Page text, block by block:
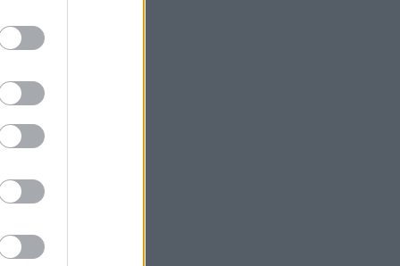
να απέχουν από εργασίες σε
εξωτερικούς χώρους που μπορεί να
Θρήνος για τον Μέσι: Πέθανε ο
Χαμάς: Δηλώνει έτοιμη να εφαρμόσει
Γάζα
Συνελήφθησαν 49χρονος και
μαφίας